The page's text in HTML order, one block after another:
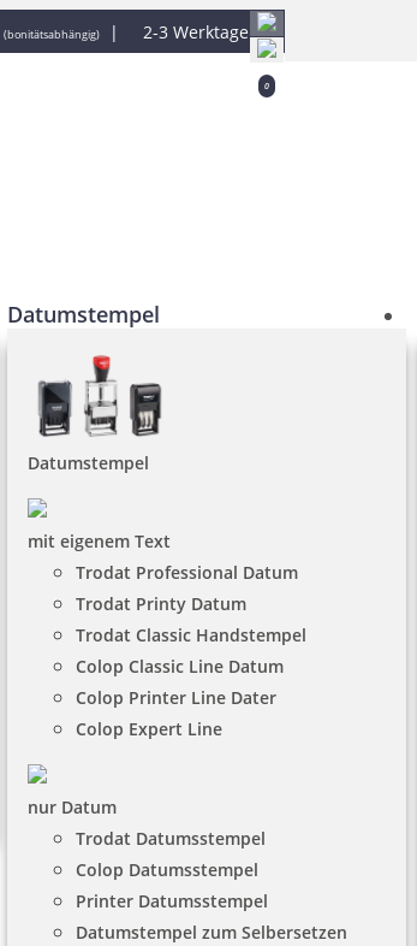
(bonitätsabhängig) | 2-3 Werktage
0
Datumstempel
Datumstempel
mit eigenem Text
Trodat Professional Datum
Trodat Printy Datum
Trodat Classic Handstempel
Colop Classic Line Datum
Colop Printer Line Dater
Colop Expert Line
nur Datum
Trodat Datumsstempel
Colop Datumsstempel
Printer Datumsstempel
Datumstempel zum Selbersetzen